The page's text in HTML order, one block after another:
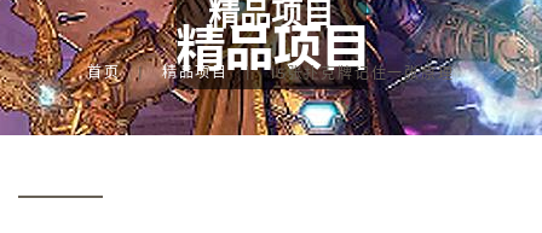
精品项目
首页 精品项目 15张扑克牌记住一张原理